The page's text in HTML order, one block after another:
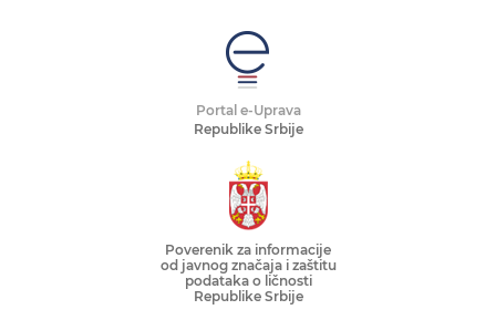
Portal e-Uprava
Republike Srbije
Poverenik za informacije
od javnog značaja i zaštitu
podataka o ličnosti
Republike Srbije